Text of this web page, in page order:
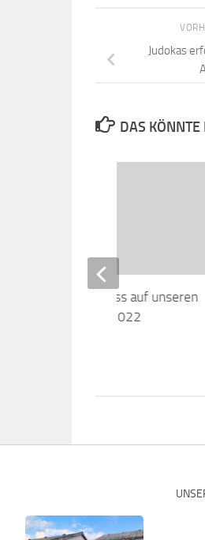
Judokas
DAS KÖNNTE
Corona und der Einfluss auf unseren
Sport ab dem 18.01.2022